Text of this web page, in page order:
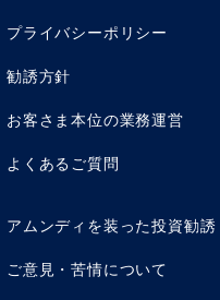
ん。しかし、今日の気候
ん。火災、干ばつ、ハリ
のアントニオ・グテーレ
世界は「低炭素社会への
知られている2℃目標 ）
プライバシーポリシー
勧誘方針
お客さま本位の業務運営
よくあるご質問
アムンディを装った投資勧誘
ご意見・苦情について